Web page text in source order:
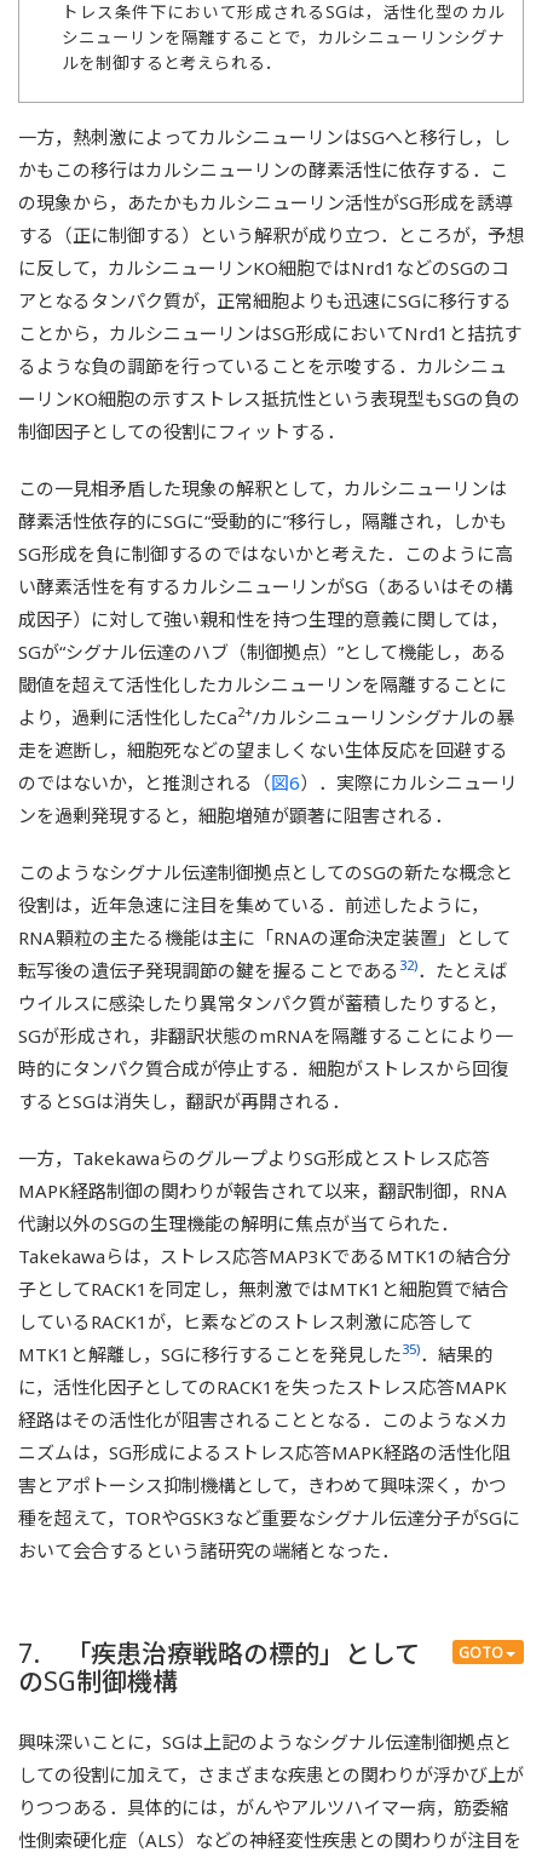
トレス条件下において形成されるSGは，活性化型のカル
シニューリンを隔離することで，カルシニューリンシグナ
ルを制御すると考えられる．
一方，熱刺激によってカルシニューリンはSGへと移行し，し
かもこの移行はカルシニューリンの酵素活性に依存する．こ
の現象から，あたかもカルシニューリン活性がSG形成を誘導
する（正に制御する）という解釈が成り立つ．ところが，予想
に反して，カルシニューリンKO細胞ではNrd1などのSGのコ
アとなるタンパク質が，正常細胞よりも迅速にSGに移行する
ことから，カルシニューリンはSG形成においてNrd1と拮抗す
るような負の調節を行っていることを示唆する．カルシニュ
ーリンKO細胞の示すストレス抵抗性という表現型もSGの負の
制御因子としての役割にフィットする．
この一見相矛盾した現象の解釈として，カルシニューリンは
酵素活性依存的にSGに“受動的に”移行し，隔離され，しかも
SG形成を負に制御するのではないかと考えた．このように高
い酵素活性を有するカルシニューリンがSG（あるいはその構
成因子）に対して強い親和性を持つ生理的意義に関しては，
SGが“シグナル伝達のハブ（制御拠点）”として機能し，ある
閾値を超えて活性化したカルシニューリンを隔離することに
より，過剰に活性化したCa2+/カルシニューリンシグナルの暴
走を遮断し，細胞死などの望ましくない生体反応を回避する
のではないか，と推測される（図6）．実際にカルシニューリ
ンを過剰発現すると，細胞増殖が顕著に阻害される．
このようなシグナル伝達制御拠点としてのSGの新たな概念と
役割は，近年急速に注目を集めている．前述したように，
RNA顆粒の主たる機能は主に「RNAの運命決定装置」として
転写後の遺伝子発現調節の鍵を握ることである 32)．たとえば
ウイルスに感染したり異常タンパク質が蓄積したりすると，
SGが形成され，非翻訳状態のmRNAを隔離することにより一
時的にタンパク質合成が停止する．細胞がストレスから回復
するとSGは消失し，翻訳が再開される．
一方，TakekawaらのグループよりSG形成とストレス応答
MAPK経路制御の関わりが報告されて以来，翻訳制御，RNA
代謝以外のSGの生理機能の解明に焦点が当てられた．
Takekawaらは，ストレス応答MAP3KであるMTK1の結合分
子としてRACK1を同定し，無刺激ではMTK1と細胞質で結合
しているRACK1が，ヒ素などのストレス刺激に応答して
MTK1と解離し，SGに移行することを発見した35)．結果的
に，活性化因子としてのRACK1を失ったストレス応答MAPK
経路はその活性化が阻害されることとなる．このようなメカ
ニズムは，SG形成によるストレス応答MAPK経路の活性化阻
害とアポトーシス抑制機構として，きわめて興味深く，かつ
種を超えて，TORやGSK3など重要なシグナル伝達分子がSGに
おいて会合するという諸研究の端緒となった．
GOTO
7. 「疾患治療戦略の標的」として
のSG制御機構
興味深いことに，SGは上記のようなシグナル伝達制御拠点と
しての役割に加えて，さまざまな疾患との関わりが浮かび上が
りつつある．具体的には，がんやアルツハイマー病，筋委縮
性側索硬化症（ALS）などの神経変性疾患との関わりが注目を